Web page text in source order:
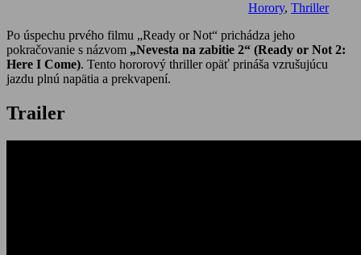
Horory, Thriller
Po úspechu prvého filmu „Ready or Not“ prichádza jeho
pokračovanie s názvom „Nevesta na zabitie 2“ (Ready or Not 2:
Here I Come). Tento hororový thriller opäť prináša vzrušujúcu
jazdu plnú napätia a prekvapení.
Trailer